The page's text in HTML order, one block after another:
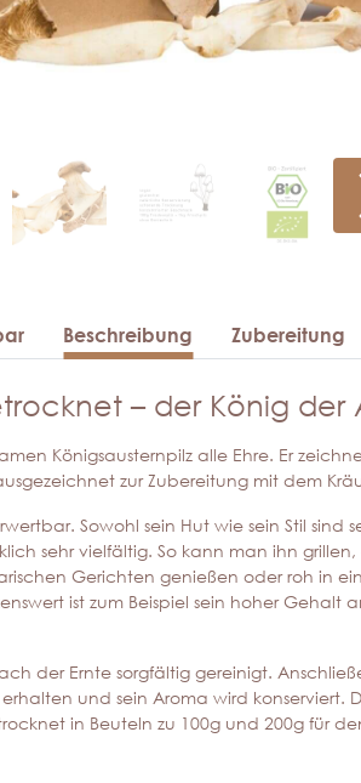
Beschreibung Zubereitung
– der König der
Königsausternpilz alle Ehre. Er
zur Zubereitung mit dem
Sowohl sein Hut wie sein Stil
sehr vielfältig. So kann man ihn
Gerichten genießen oder roh in
ist zum Beispiel sein hoher
der Ernte sorgfältig gereinigt.
und sein Aroma wird konserviert.
in Beuteln zu 100g und 200g für